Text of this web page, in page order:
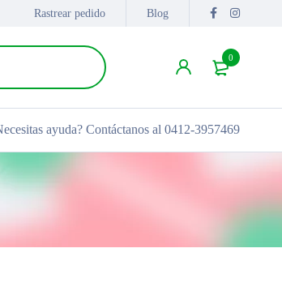
Rastrear pedido Blog
0
ayuda? Contáctanos al 0412-3957469